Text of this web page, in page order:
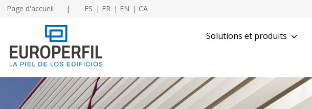
Page d'accueil ES FR EN CA
Solutions et produits